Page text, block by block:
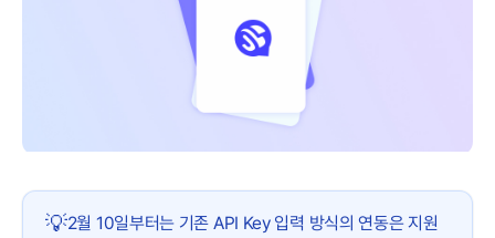
💡2월 10일부터는 기존 API Key 입력 방식의 연동은 지원